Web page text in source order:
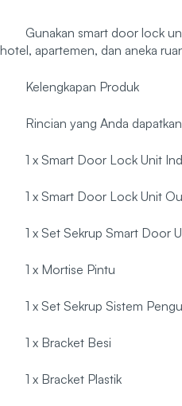
Gunakan smart door lock
hotel, apartemen, dan aneka
Kelengkapan Produk
Rincian yang Anda
1 x Smart Door Lock Unit
1 x Smart Door Lock Unit
1 x Set Sekrup Smart Door
1 x Mortise Pintu
1 x Set Sekrup Sistem
1 x Bracket Besi
1 x Bracket Plastik